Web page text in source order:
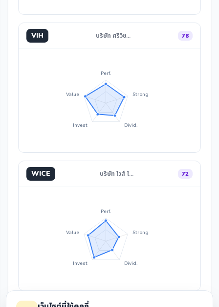
VIH บริษัท ศรีวิช… 78
Perf.
Strong
Divid.
Invest
Value
WICE บริษัท ไวส์ โ… 72
Perf.
Strong
Divid.
Invest
Value